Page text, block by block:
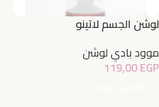
لوشن الجسم لاتينو
موود بادي لوشن
119,00EGP